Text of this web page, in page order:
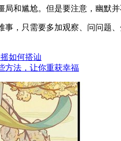
和尴尬。但是要注意，幽默
，只需要多加观察、问问题
如何搭讪
方法，让你重获幸福